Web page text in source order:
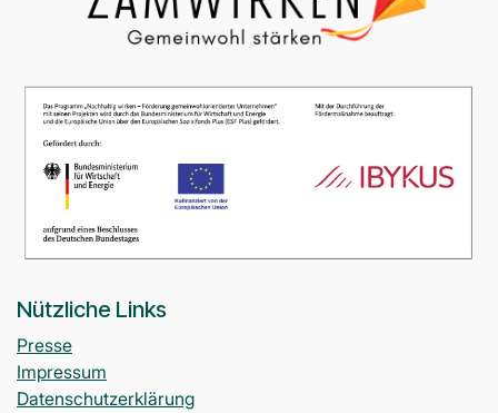
Nützliche Links
Presse
Impressum
Datenschutzerklärung